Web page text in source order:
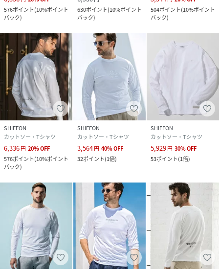
クスラインならではの"究極の着心地"を是非体感してほし
い。
ATTENTION
商品写真はできる限り現品を再現するように心がけています
が、ご利用のモニターにより差異が生じます。
サイズや重さなどに多少の個体差が生じる場合がございま
す。
製品の仕様およびデザインは改善等のため、予告なく変更す
る場合がございます。
性別タイプ メンズ
素材
本体：綿100%
リブ：綿95%, ポリウレタン5%
576ポイント(10%ポイント
バック)
630ポイント(10%ポイント
バック)
504ポイント(10%ポイント
バック)
SHIFFON
カットソー・Tシャツ
6,336円 20%OFF
576ポイント(10%ポイント
バック)
SHIFFON
カットソー・Tシャツ
3,564円 40%OFF
32ポイント(1倍)
SHIFFON
カットソー・Tシャツ
5,929円 30%OFF
53ポイント(1倍)